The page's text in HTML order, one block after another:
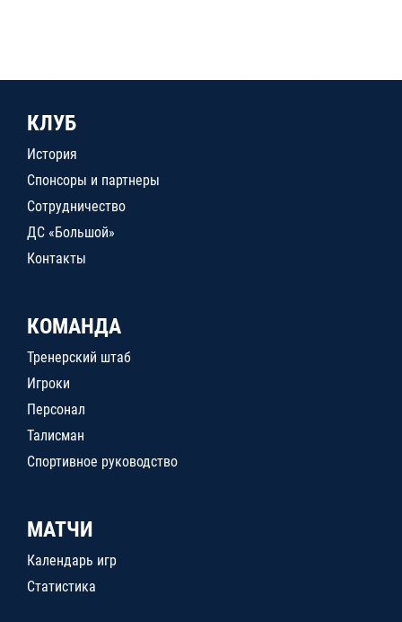
КЛУБ
История
Спонсоры и партнеры
Сотрудничество
ДС «Большой»
Контакты
КОМАНДА
Тренерский штаб
Игроки
Персонал
Талисман
Спортивное руководство
МАТЧИ
Календарь игр
Статистика